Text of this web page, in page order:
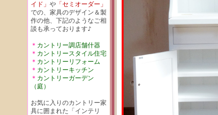
イド」 や「セミオーダー」
での、家具のデザイン＆製
作の他、下記のようなご相
談も承っております♪
＊ カントリー調店舗什器
＊ カントリースタイル住宅
＊ カントリーリフォーム
＊ カントリーキッチン
＊ カントリーガーデン
（庭）
お気に入りのカントリー家
具に囲まれた「インテリ